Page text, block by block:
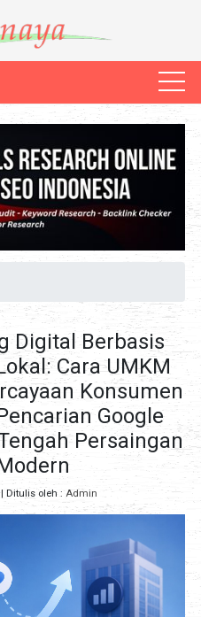
Digital Berbasis
Cara UMKM
Konsumen
Google
Persaingan
| Ditulis oleh :Admin